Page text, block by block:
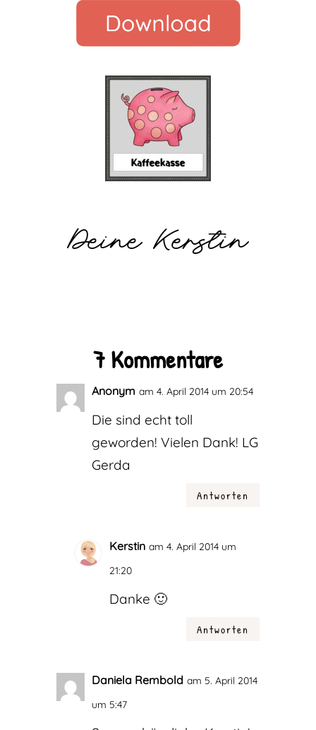
Deine Kerstin
7 Kommentare
Anonym am 4. April 2014 um 20:54
Die sind echt toll
geworden! Vielen Dank! LG
Gerda
Antworten
Kerstin am 4. April 2014 um
21:20
Danke 🙂
Antworten
Daniela Rembold am 5. April 2014
um 5:47